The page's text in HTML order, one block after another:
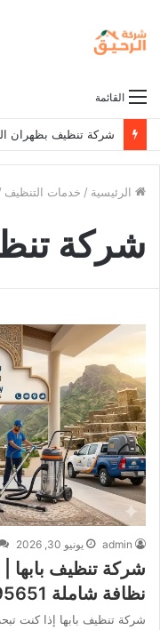
القائمة
الرئيسية / خدمات التنظيف
شركة
admin يونيو 30, 2026
نظافة شاملة 0550495651
شركة تنظيف بابها إذا كنت